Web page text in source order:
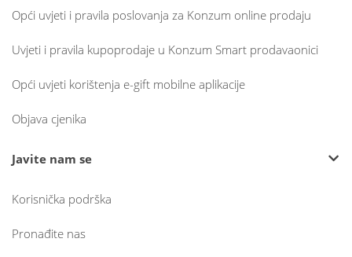
Opći uvjeti i pravila poslovanja za Konzum online prodaju
Uvjeti i pravila kupoprodaje u Konzum Smart prodavaonici
Opći uvjeti korištenja e-gift mobilne aplikacije
Objava cjenika
Javite nam se
Korisnička podrška
Pronađite nas